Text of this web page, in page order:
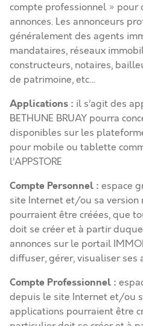
compte professionnel » pour
annonces. Les annonceurs
généralement des agents
mandataires, réseaux
constructeurs, notaires,
de patrimoine, etc…
Applications : il s’agit des
BETHUNE BRUAY pourra
disponibles sur les
pour mobile ou tablette
l’APPSTORE
Compte Personnel : espace
site Internet et/ou sa
pourraient être créées, que
doit se créer et à partir
annonces sur le portail
diffuser, gérer, visualiser ses
Compte Professionnel :
depuis le site Internet et/ou
applications pourraient être